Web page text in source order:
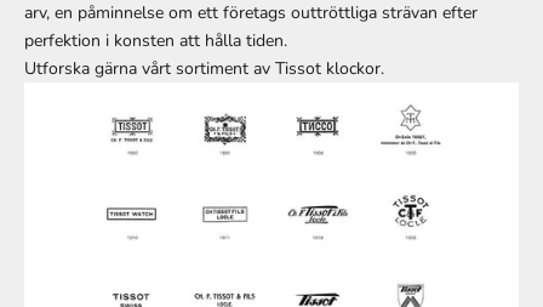
arv, en påminnelse om ett företags outtröttliga strävan efter
perfektion i konsten att hålla tiden.
Utforska gärna vårt sortiment av Tissot klockor.